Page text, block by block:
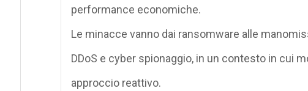
performance economiche.
Le minacce vanno dai ransomware alle
DDoS e cyber spionaggio, in un contesto in cui
approccio reattivo.